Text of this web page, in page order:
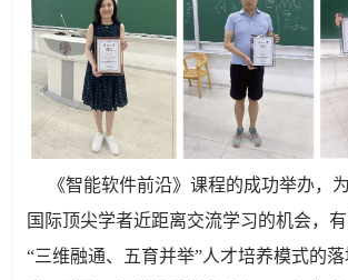
《智能软件前沿》课程的成功举办，
国际顶尖学者近距离交流学习的机会，
“三维融通、五育并举”人才培养模式的